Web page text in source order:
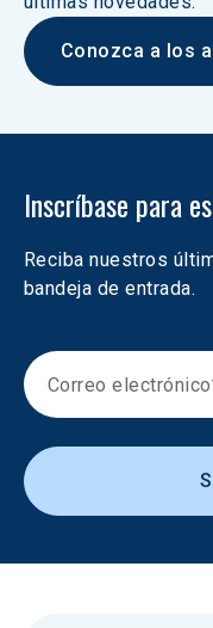
Conozca a los
Inscríbase para
Reciba nuestros
bandeja de entrada.